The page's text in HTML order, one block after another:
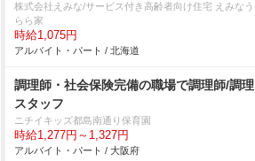
株式会社えみな/サービス付き高齢者向け住宅 えみなう
らら家
時給1,075円
アルバイト・パート / 北海道
調理師・社会保険完備の職場で調理師/調理
スタッフ
ニチイキッズ都島南通り保育園
時給1,277円～1,327円
アルバイト・パート / 大阪府